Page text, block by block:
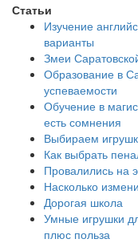
Статьи
Изучение
варианты
Змеи
Образование в
успеваемости
Обучение в
есть сомнения
Выбираем
Как выбрать
Провалились на
Насколько
Дорогая школа
Умные игрушки
плюс польза